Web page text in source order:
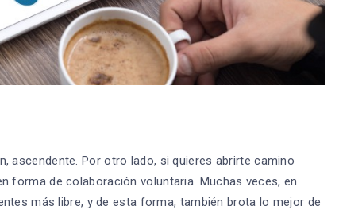
ascendente. Por otro lado, si quieres abrirte camino
forma de colaboración voluntaria. Muchas veces, en
más libre, y de esta forma, también brota lo mejor de